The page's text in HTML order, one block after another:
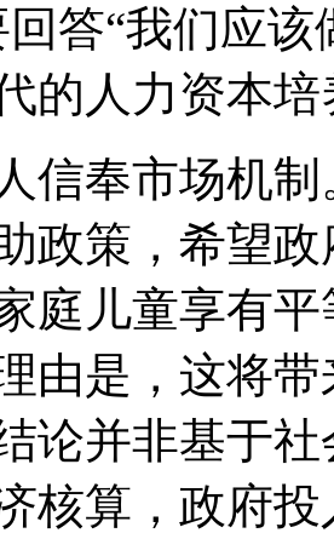
答“我们应
的人力资本
信奉市场机
政策，希望
庭儿童享有
由是，这将
论并非基于
核算，政府